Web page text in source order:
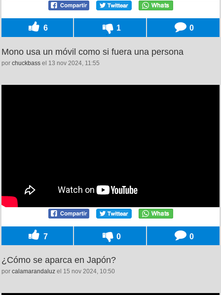
6 1 0
Mono usa un móvil como si fuera una persona
por chuckbass el 13 nov 2024, 11:55
7 0 0
¿Cómo se aparca en Japón?
por calamarandaluz el 15 nov 2024, 10:50